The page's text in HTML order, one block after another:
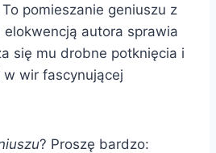
pomieszanie geniuszu z
autora sprawia
się mu drobne potknięcia i
wir fascynującej
? Proszę bardzo: